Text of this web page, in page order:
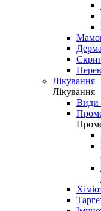
Лікування
Лікування
Види